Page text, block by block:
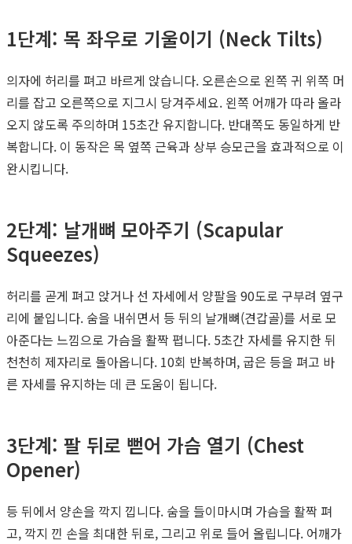
1단계: 목 좌우로 기울이기 (Neck Tilts)
의자에 허리를 펴고 바르게 앉습니다. 오른손으로 왼쪽 귀 위쪽 머
리를 잡고 오른쪽으로 지그시 당겨주세요. 왼쪽 어깨가 따라 올라
오지 않도록 주의하며 15초간 유지합니다. 반대쪽도 동일하게 반
복합니다. 이 동작은 목 옆쪽 근육과 상부 승모근을 효과적으로 이
완시킵니다.
2단계: 날개뼈 모아주기 (Scapular
Squeezes)
허리를 곧게 펴고 앉거나 선 자세에서 양팔을 90도로 구부려 옆구
리에 붙입니다. 숨을 내쉬면서 등 뒤의 날개뼈(견갑골)를 서로 모
아준다는 느낌으로 가슴을 활짝 폅니다. 5초간 자세를 유지한 뒤
천천히 제자리로 돌아옵니다. 10회 반복하며, 굽은 등을 펴고 바
른 자세를 유지하는 데 큰 도움이 됩니다.
3단계: 팔 뒤로 뻗어 가슴 열기 (Chest
Opener)
등 뒤에서 양손을 깍지 낍니다. 숨을 들이마시며 가슴을 활짝 펴
고, 깍지 낀 손을 최대한 뒤로, 그리고 위로 들어 올립니다. 어깨가